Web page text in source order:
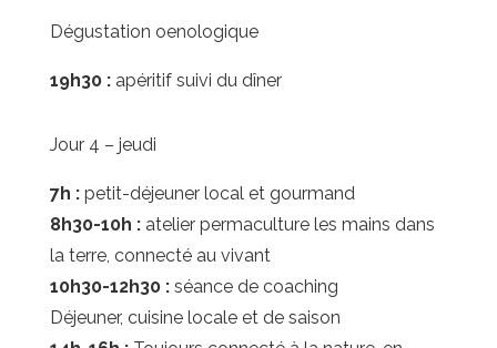
Dégustation oenologique
19h30 :apéritif suivi du dîner
Jour 4 – jeudi
7h :petit-déjeuner local et gourmand
8h30-10h : atelier permaculture les mains dans
la terre, connecté au vivant
10h30-12h30 :séance de coaching
Déjeuner, cuisine locale et de saison